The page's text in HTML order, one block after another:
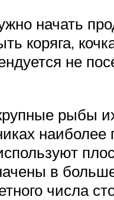
начать
коряга,
не
рыбы
в
числа